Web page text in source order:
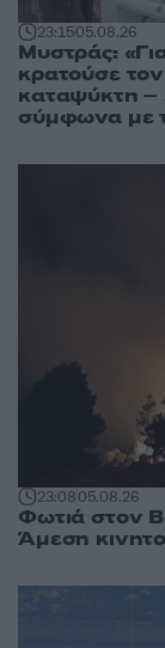
23:1505.08.26
Μυστράς:
κρατούσε
καταψύκτη –
σύμφωνα με
23:0805.08.26
Φωτιά στον
Άμεση